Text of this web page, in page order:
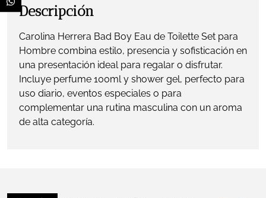
Descripción
Carolina Herrera Bad Boy Eau de Toilette Set para
Hombre combina estilo, presencia y sofisticación en
una presentación ideal para regalar o disfrutar.
Incluye perfume 100ml y shower gel, perfecto para
uso diario, eventos especiales o para
complementar una rutina masculina con un aroma
de alta categoría.